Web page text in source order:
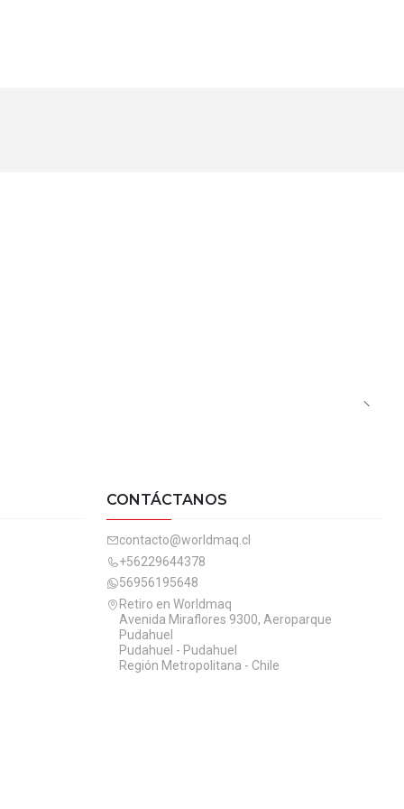
CONTÁCTANOS
contacto@worldmaq.cl
+56229644378
56956195648
Retiro en Worldmaq
Avenida Miraflores 9300, Aeroparque
Pudahuel
Pudahuel - Pudahuel
Región Metropolitana - Chile